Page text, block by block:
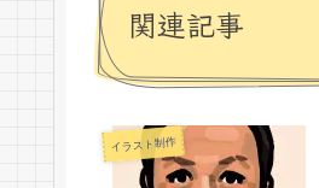
関連記事
イラスト制作